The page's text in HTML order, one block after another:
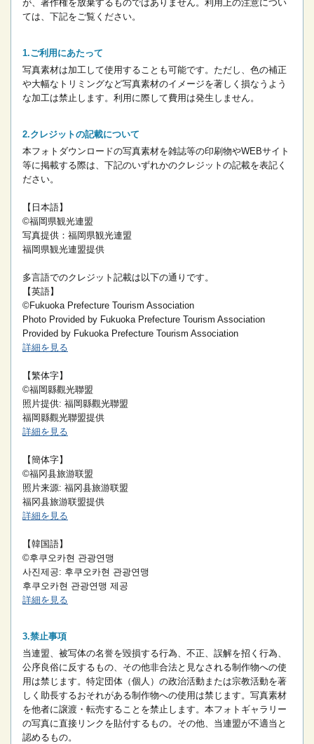
が、著作権を放棄するものではありません。 利用上の注意につい
ては、下記をご覧ください。
ご利用にあたって
写真素材は加工して使用することも可能です。ただし、色の補正
や大幅なトリミングなど写真素材のイメージを著しく損なうよう
な加工は禁止します。 利用に際して費用は発生しません。
クレジットの記載について
本フォトダウンロードの写真素材を雑誌等の印刷物やWEBサイト
等に掲載する際は、下記のいずれかのクレジットの記載を表記く
ださい。
【日本語】
©福岡県観光連盟
写真提供：福岡県観光連盟
福岡県観光連盟提供
多言語でのクレジット記載は以下の通りです。
【英語】
©Fukuoka Prefecture Tourism Association
Photo Provided by Fukuoka Prefecture Tourism Association
Provided by Fukuoka Prefecture Tourism Association
詳細を見る
【繁体字】
©福岡縣觀光聯盟
照片提供: 福岡縣觀光聯盟
福岡縣觀光聯盟提供
詳細を見る
【簡体字】
©福冈县旅游联盟
照片来源: 福冈县旅游联盟
福冈县旅游联盟提供
詳細を見る
【韓国語】
©후쿠오카현 관광연맹
사진제공: 후쿠오카현 관광연맹
후쿠오카현 관광연맹 제공
詳細を見る
禁止事項
当連盟、被写体の名誉を毀損する行為、不正、誤解を招く行為、
公序良俗に反するもの、その他非合法と見なされる制作物への使
用は禁じます。 特定団体（個人）の政治活動または宗教活動を著
しく助長するおそれがある制作物への使用は禁じます。 写真素材
を他者に譲渡・転売することを禁止します。 本フォトギャラリー
の写真に直接リンクを貼付するもの。 その他、当連盟が不適当と
認めるもの。